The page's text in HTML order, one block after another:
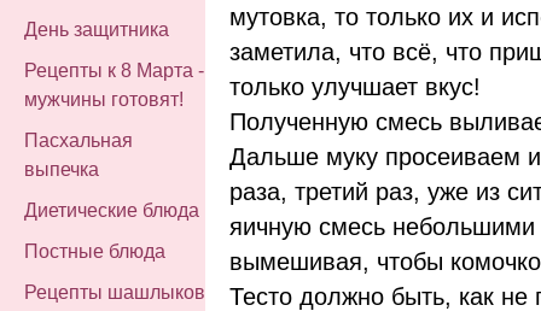
День защитника
Рецепты к 8 Марта -
мужчины готовят!
Пасхальная
выпечка
Диетические блюда
Постные блюда
Рецепты шашлыков
мутовка, то только их и
заметила, что всё, что
только улучшает вкус!
Полученную смесь
Дальше муку просеиваем
раза, третий раз, уже из
яичную смесь
вымешивая, чтобы
Тесто должно быть, как не